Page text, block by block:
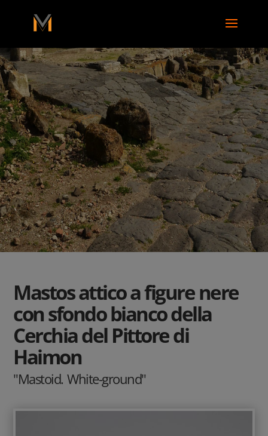
Mastos attico a figure nere
con sfondo bianco della
Cerchia del Pittore di
Haimon
"Mastoid. White-ground"